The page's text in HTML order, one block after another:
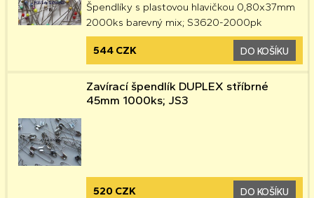
Špendlíky s plastovou hlavičkou 0,80x37mm
2000ks barevný mix; S3620-2000pk
544 CZK DO KOŠÍKU
Zavírací špendlík DUPLEX stříbrné
45mm 1000ks; JS3
520 CZK DO KOŠÍKU